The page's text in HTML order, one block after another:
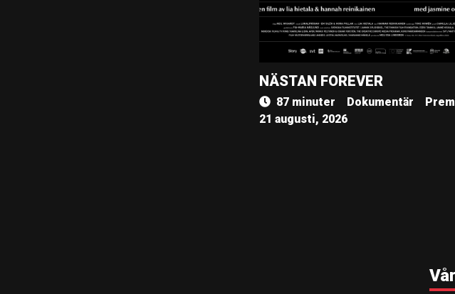
NÄSTAN FOREVER
87 minuter Dokumentär
21 augusti, 2026